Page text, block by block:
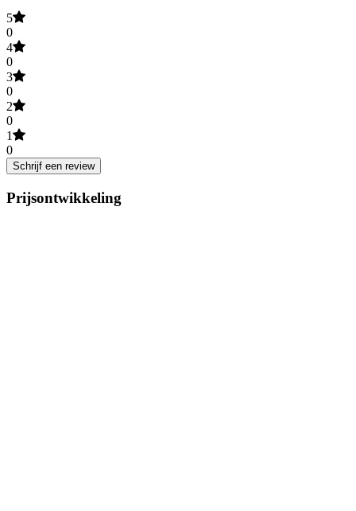
5
0
4
0
3
0
2
0
1
0
Schrijf een review
Prijsontwikkeling